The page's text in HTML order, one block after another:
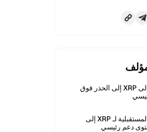
تتحول النظرة إلى XRP إلى الحذر فوق
تتحول النظرة المستقبلية لـ XRP إلى
دعم رئيسي